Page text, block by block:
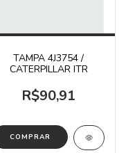
TAMPA 4J3754 /
CATERPILLAR ITR
R$90,91